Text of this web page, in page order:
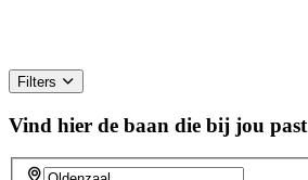
Filters
Vind hier de baan die bij jou past